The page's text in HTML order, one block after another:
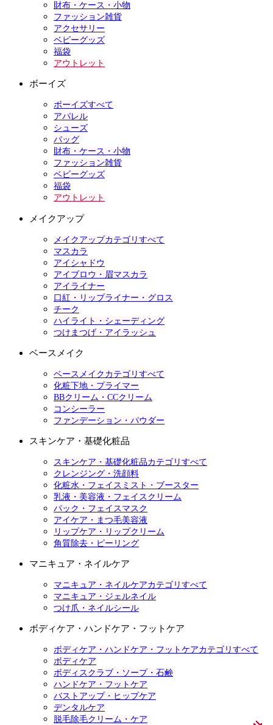
財布・ケース・小物
ファッション雑貨
アクセサリー
ベビーグッズ
福袋
アウトレット
ボーイズ
ボーイズすべて
アパレル
シューズ
バッグ
財布・ケース・小物
ファッション雑貨
ベビーグッズ
福袋
アウトレット
メイクアップ
メイクアップカテゴリすべて
マスカラ
アイシャドウ
アイブロウ・眉マスカラ
アイライナー
口紅・リップライナー・グロス
チーク
ハイライト・シェーディング
つけまつげ・アイラッシュ
ベースメイク
ベースメイクカテゴリすべて
化粧下地・プライマー
BBクリーム・CCクリーム
コンシーラー
ファンデーション・パウダー
スキンケア・基礎化粧品
スキンケア・基礎化粧品カテゴリすべて
クレンジング・洗顔料
化粧水・フェイスミスト・ブースター
乳液・美容液・フェイスクリーム
パック・フェイスマスク
アイケア・まつ毛美容液
リップケア・リップクリーム
角質除去・ピーリング
マニキュア・ネイルケア
マニキュア・ネイルケアカテゴリすべて
マニキュア・ジェルネイル
つけ爪・ネイルシール
ボディケア・ハンドケア・フットケア
ボディケア・ハンドケア・フットケアカテゴリすべて
ボディケア
ボディスクラブ・ソープ・石鹸
ハンドケア・フットケア
バストアップ・ヒップケア
デンタルケア
脱毛除毛クリーム・ケア